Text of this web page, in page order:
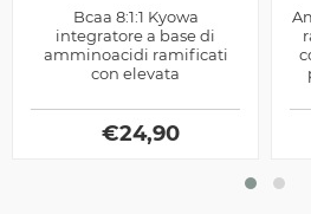
Bcaa 8:1:1 Kyowa
integratore a base di
amminoacidi ramificati
con elevata
ideali per migliorare il
nutrimento muscolare,
prodotto...
€24,90